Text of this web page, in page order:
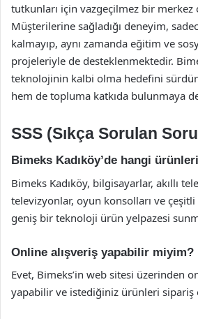
tutkunları için vazgeçilmez bir merkez
Müşterilerine sağladığı deneyim,
kalmayıp, aynı zamanda eğitim ve
projeleriyle de desteklenmektedir.
teknolojinin kalbi olma hedefini
hem de topluma katkıda bulunmaya
SSS (Sıkça Sorulan
Bimeks Kadıköy’de hangi
Bimeks Kadıköy, bilgisayarlar, akıllı
televizyonlar, oyun konsolları ve
geniş bir teknoloji ürün yelpazesi
Online alışveriş yapabilir miyim?
Evet, Bimeks’in web sitesi üzerinden
yapabilir ve istediğiniz ürünleri sipariş